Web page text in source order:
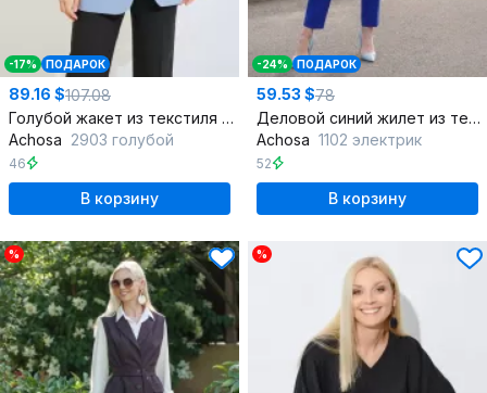
-17% ПОДАРОК
89.16 $107.08
Голубой жакет из текстиля для делового образа
Achosa 2903 голубой
46
В корзину
-24% ПОДАРОК
59.53 $78
Деловой синий жилет из текстиля для офисных образов
Achosa 1102 электрик
52
В корзину
% %